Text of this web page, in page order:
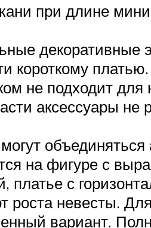
при длине
декоративные
короткому платью.
не подходит
аксессуары
на фигуре с
платье с
невесты.
вариант.